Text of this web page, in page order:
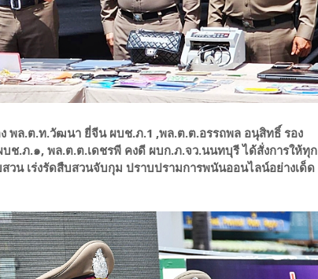
พล.ต.ท.วัฒนา ยี่จีน ผบช.ภ.1 ,พล.ต.ต.อรรถพล อนุสิทธิ์ รอง
.ภ.๑, พล.ต.ต.เดชรพี คงดี ผบก.ภ.จว.นนทบุรี ได้สั่งการให้ทุก
น เร่งรัดสืบสวนจับกุม ปราบปรามการพนันออนไลน์อย่างเด็ด